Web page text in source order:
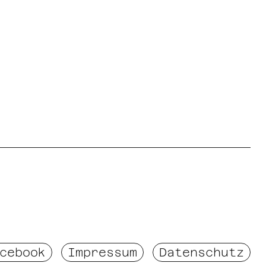
Impressum Datenschutz